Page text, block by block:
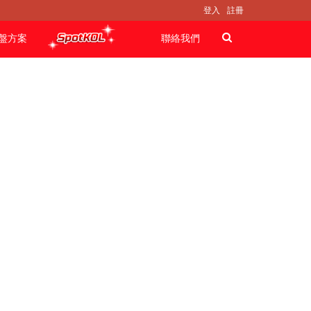
登入 註冊
方案 聯絡我們